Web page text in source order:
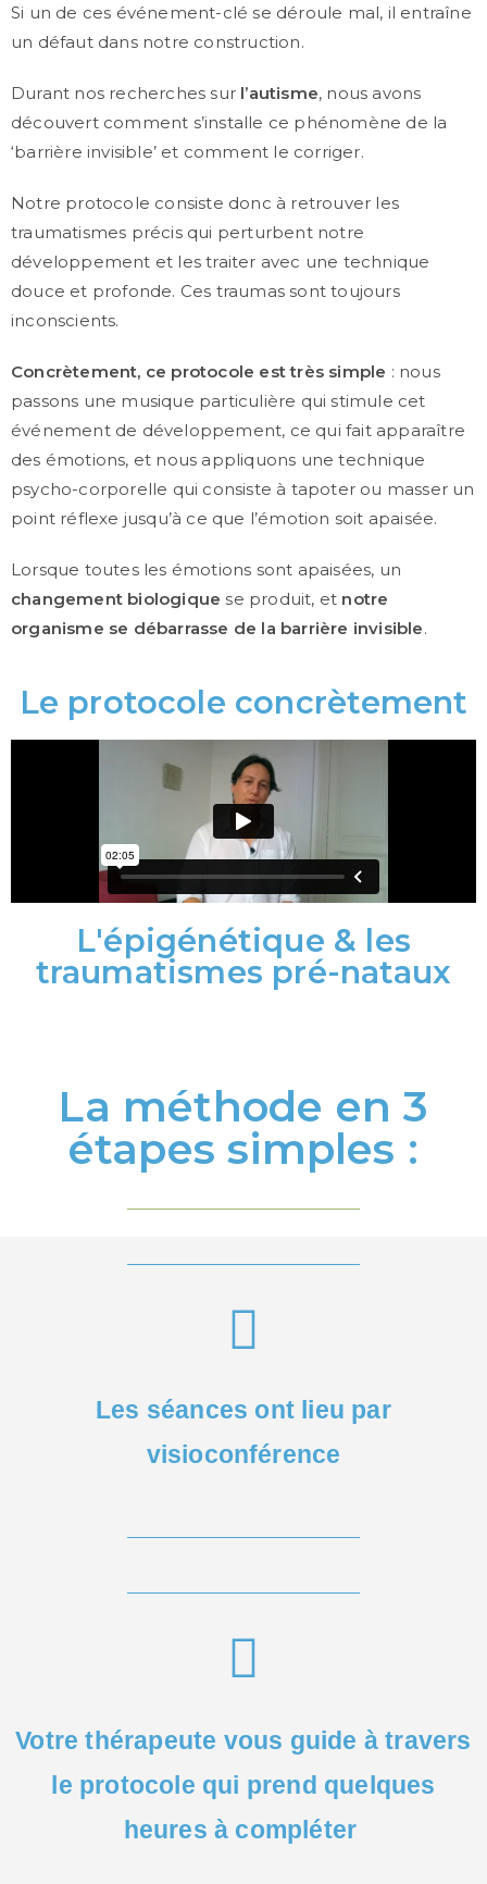
Si un de ces événement-clé se déroule mal, il entraîne
un défaut dans notre construction.
Durant nos recherches sur l’autisme, nous avons
découvert comment s’installe ce phénomène de la
‘barrière invisible’ et comment le corriger.
Notre protocole consiste donc à retrouver les
traumatismes précis qui perturbent notre
développement et les traiter avec une technique
douce et profonde. Ces traumas sont toujours
inconscients.
Concrètement, ce protocole est très simple : nous
passons une musique particulière qui stimule cet
événement de développement, ce qui fait apparaître
des émotions, et nous appliquons une technique
psycho-corporelle qui consiste à tapoter ou masser un
point réflexe jusqu’à ce que l’émotion soit apaisée.
Lorsque toutes les émotions sont apaisées, un
changement biologique se produit, et notre
organisme se débarrasse de la barrière invisible.
Le protocole concrètement
L'épigénétique & les
traumatismes pré-nataux
La méthode en 3
étapes simples :
Les séances ont lieu par
visioconférence
Votre thérapeute vous guide à travers
le protocole qui prend quelques
heures à compléter